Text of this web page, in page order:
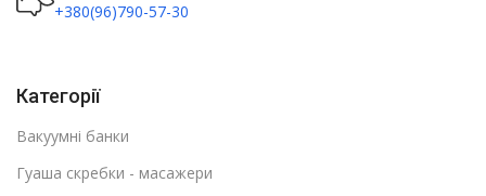
+380(96)790-57-30
Категорії
Вакуумні банки
Гуаша скребки - масажери